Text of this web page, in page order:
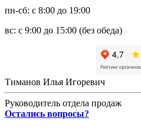
пн-сб: с 8:00 до 19:00
вс: с 9:00 до 15:00 (без обеда)
Тиманов Илья Игоревич
Руководитель отдела продаж
Остались вопросы?